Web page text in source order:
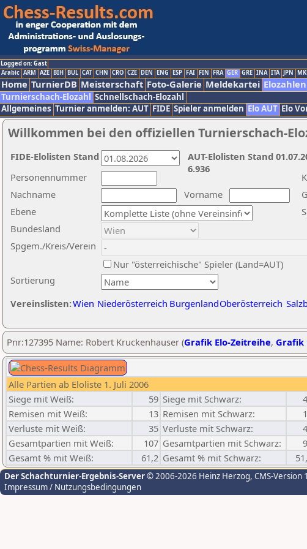
Logged on: Gast
Arabic ARM AZE BIH BUL CAT CHN CRO CZE DEN ENG ESP FAI FIN FRA GER GRE INA ITA JPN
Home TurnierDB Meisterschaft Foto-Galerie Meldekartei Elozahlen
Turnierschach-Elozahl Schnellschach-Elozahl
Allgemeines Turnier anmelden: AUT FIDE Spieler anmelden Elo AUT Elo
Willkommen bei den offiziellen Turnierschach-
Nachname
Vorname
Ebene
Sortierung
Personennummer
Bundesland
Spgem./Kreis/Verein
Nur "österreichische" Spieler (Land=AUT)
Vereinslisten:Wien Niederösterreich BurgenlandOberösterreich
AUT-Elolisten Stand
6.936
FIDE-Elolisten Stand
Pnr:127395 Name: Robert Kruckenhauser (Grafik Elo-Zeitreihe, Grafik
Alle Partien ab Eloliste 1. Juli 2006
Siege mit Weiß:
59 Siege mit Schwarz:
Remisen mit Weiß:
13 Remisen mit Schwarz:
Verluste mit Weiß:
35 Verluste mit Schwarz:
Gesamtpartien mit Weiß:
107 Gesamtpartien mit Schwarz:
Gesamt % mit Weiß:
61,2 Gesamt % mit Schwarz:
Der Schachturnier-Ergebnis-Server© 2006-2026 Heinz Herzog, CMS-
Impressum / Nutzungsbedingungen